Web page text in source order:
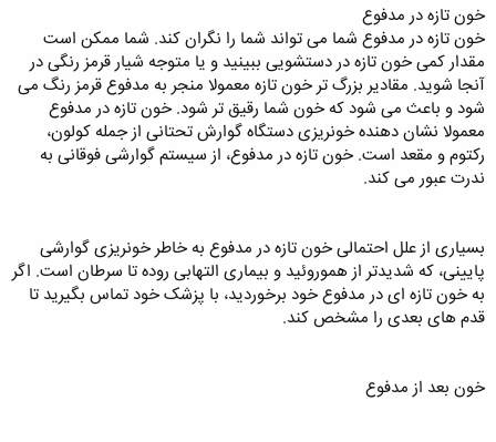
خون تازه در مدفوع
خون تازه در مدفوع شما می‌ تواند شما را نگران کند. شما ممکن است
مقدار کمی خون تازه در دستشویی ببینید و یا متوجه شیار قرمز رنگی در
آنجا شوید. مقادیر بزرگ‌ تر خون تازه معمولا منجر به مدفوع قرمز رنگ می‌
شود و باعث می‌ شود که خون شما رقیق تر شود. خون تازه در مدفوع
معمولا نشان‌ دهنده خونریزی دستگاه گوارش تحتانی از جمله کولون،
رکتوم و مقعد است. خون تازه در مدفوع، از سیستم گوارشی فوقانی به
ندرت عبور می‌ کند.
بسیاری از علل احتمالی خون تازه در مدفوع به خاطر خونریزی گوارشی
پایینی، که شدیدتر از هموروئید و بیماری التهابی روده تا سرطان است. اگر
به خون تازه ای در مدفوع خود برخوردید، با پزشک خود تماس بگیرید تا
قدم‌ های بعدی را مشخص کند.
خون بعد از مدفوع